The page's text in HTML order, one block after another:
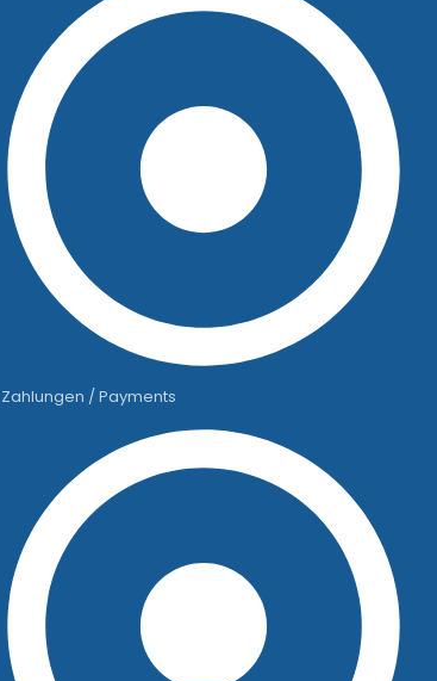
Zahlungen / Payments